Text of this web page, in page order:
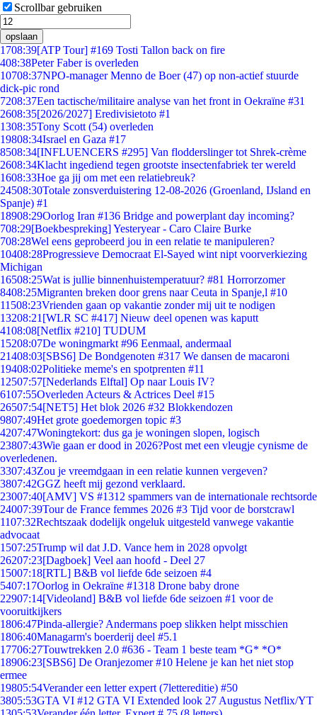
Scrollbar gebruiken
opslaan
1708:39[ATP Tour] #169 Tosti Tallon back on fire
408:38Peter Faber is overleden
10708:37NPO-manager Menno de Boer (47) op non-actief stuurde
dick-pic rond
7208:37Een tactische/militaire analyse van het front in Oekraïne #31
2608:35[2026/2027] Eredivisietoto #1
1308:35Tony Scott (54) overleden
19808:34Israel en Gaza #17
8508:34[INFLUENCERS #295] Van flodderslinger tot Shrek-crème
2608:34Klacht ingediend tegen grootste insectenfabriek ter wereld
1608:33Hoe ga jij om met een relatiebreuk?
24508:30Totale zonsverduistering 12-08-2026 (Groenland, IJsland en
Spanje) #1
18908:29Oorlog Iran #136 Bridge and powerplant day incoming?
708:29[Boekbespreking] Yesteryear - Caro Claire Burke
708:28Wel eens geprobeerd jou in een relatie te manipuleren?
10408:28Progressieve Democraat El-Sayed wint nipt voorverkiezing
Michigan
16508:25Wat is jullie binnenhuistemperatuur? #81 Horrorzomer
8408:25Migranten breken door grens naar Ceuta in Spanje,l #10
11508:23Vrienden gaan op vakantie zonder mij uit te nodigen
13208:21 [WLR SC #417] Nieuw deel openen was kaputt
4108:08[Netflix #210] TUDUM
15208:07De woningmarkt #96 Eenmaal, andermaal
21408:03[SBS6] De Bondgenoten #317 We dansen de macaroni
19408:02Politieke meme's en spotprenten #11
12507:57[Nederlands Elftal] Op naar Louis IV?
6107:55Overleden Acteurs & Actrices Deel #15
26507:54[NET5] Het blok 2026 #32 Blokkendozen
9807:49Het grote goedemorgen topic #3
4207:47Woningtekort: dus ga je woningen slopen, logisch
23807:43Wie gaan er dood in 2026?Post met een vleugje cynisme de
overledenen.
3307:43Zou je vreemdgaan in een relatie kunnen vergeven?
3807:42GGZ heeft mij gezond verklaard.
23007:40[AMV] VS #1312 spammers van de internationale rechtsorde
24007:39Tour de France femmes 2026 #3 Tijd voor de borstcrawl
1107:32Rechtszaak dodelijk ongeluk uitgesteld vanwege vakantie
advocaat
1507:25Trump wil dat J.D. Vance hem in 2028 opvolgt
26207:23[Dagboek] Veel aan hoofd - Deel 27
15007:18[RTL] B&B vol liefde 6de seizoen #4
5407:17Oorlog in Oekraïne #1318 Drone baby drone
22907:14[Videoland] B&B vol liefde 6de seizoen #1 voor de
vooruitkijkers
1806:47Pinda-allergie? Andermans poep slikken helpt misschien
1806:40Managarm's boerderij deel #5.1
17706:27Touwtrekken 2.0 #636 - Team 1 beste team *G* *O*
18906:23[SBS6] De Oranjezomer #10 Helene je kan het niet stop
ermee
19805:54Verander een letter expert (7lettereditie) #50
3805:53GTA VI #12 GTA VI Extended look 27 Augustus Netflix/YT